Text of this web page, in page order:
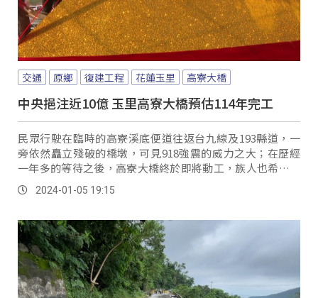
交通 原鄉 復建工程 花蓮玉里 高寮大橋
中央挹注近10億 玉里高寮大橋預估114年完工
民眾行駛在臨時的高寮溪底便道往返台九線及193縣道，一
旁依然矗立殘破的橋墩，可見918強震的威力之大；在歷經
一年多的等待之後，高寮大橋終於即將動工，族人也希望未
來的橋體除了方便通行之外更要兼顧防震。
2024-01-05 19:15